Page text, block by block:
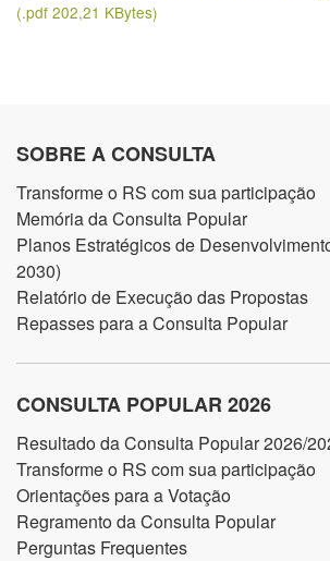
(.pdf 202,21 KBytes)
SOBRE A CONSULTA
Transforme o RS com sua participação
Memória da Consulta Popular
Planos Estratégicos de
2030)
Relatório de Execução das Propostas
Repasses para a Consulta Popular
CONSULTA POPULAR 2026
Resultado da Consulta Popular 2026/
Transforme o RS com sua participação
Orientações para a Votação
Regramento da Consulta Popular
Perguntas Frequentes